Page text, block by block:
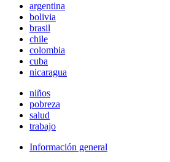
argentina
bolivia
brasil
chile
colombia
cuba
nicaragua
niños
pobreza
salud
trabajo
Información general